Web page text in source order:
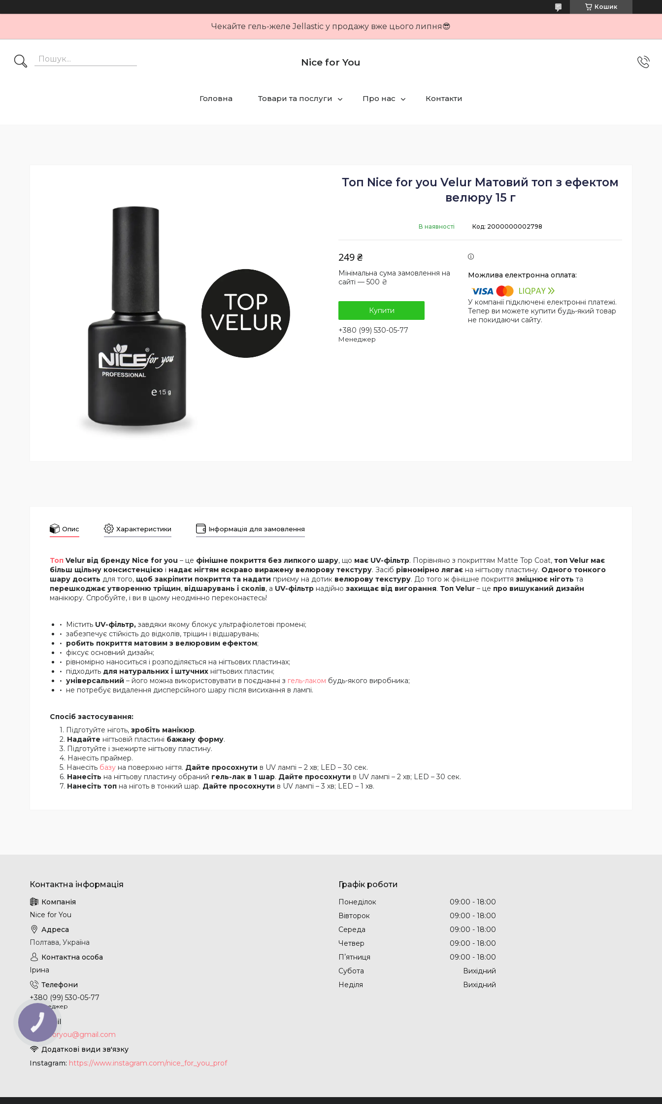
Кошик
Чекайте гель-желе Jellastic у продажу вже цього липня😎
Nice for You
Головна Товари та послуги Про нас Контакти
Топ Nice for you Velur Матовий топ з ефектом
велюру 15 г
В наявності Код: 2000000002798
249 ₴
Мінімальна сума замовлення на
сайті — 500 ₴
Купити
+380 (99) 530-05-77
Менеджер
У компанії підключені електронні платежі.
Тепер ви можете купити будь-який товар
не покидаючи сайту.
Опис Характеристики Інформація для замовлення
Топ Velur від бренду Nice for you – це фінішне покриття без липкого шару, що має UV-фільтр. Порівняно з покриттям Matte Top Coat, топ Velur має
більш щільну консистенцією і надає нігтям яскраво виражену велюрову текстуру. Засіб рівномірно лягає на нігтьову пластину. Одного тонкого
шару досить для того, щоб закріпити покриття та надати приєму на дотик велюрову текстуру. До того ж фінішне покриття зміцнює ніготь та
перешкоджає утворенню тріщин, відшарувань і сколів, а UV-фільтр надійно захищає від вигорання. Топ Velur – це про вишуканий дизайн
манікюру. Спробуйте, і ви в цьому неодмінно переконаєтесь!
Містить UV-фільтр, завдяки якому блокує ультрафіолетові промені;
забезпечує стійкість до відколів, тріщин і відшарувань;
робить покриття матовим з велюровим ефектом;
фіксує основний дизайн;
рівномірно наноситься і розподіляється на нігтьових пластинах;
підходить для натуральних і штучних нігтьових пластин;
універсальний – його можна використовувати в поєднанні з гель-лаком будь-якого виробника;
не потребує видалення дисперсійного шару після висихання в лампі.
Спосіб застосування:
Підготуйте ніготь, зробіть манікюр.
Надайте нігтьовій пластині бажану форму.
Підготуйте і знежирте нігтьову пластину.
Нанесіть праймер.
Нанесіть базу на поверхню нігтя. Дайте просохнути в UV лампі – 2 хв; LED – 30 сек.
Нанесіть на нігтьову пластину обраний гель-лак в 1 шар. Дайте просохнути в UV лампі – 2 хв; LED – 30 сек.
Нанесіть топ на ніготь в тонкий шар. Дайте просохнути в UV лампі – 3 хв; LED – 1 хв.
Nice for You
Полтава, Україна
Ірина
+380 (99) 530-05-77
Менеджер
nice.4foryou@gmail.com
Instagram https://www.instagram.com/nice_for_you_prof
Графік роботи
Понеділок 09:00
18:00
Вівторок
09:00
18:00
Середа
09:00
18:00
Четвер
09:00
18:00
Пʼятниця
09:00
18:00
Субота
Вихідний
Неділя
Вихідний
КНОПКА
ЗВ'ЯЗКУ